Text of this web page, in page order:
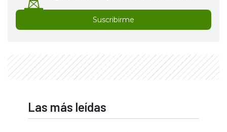
Suscribirme
Las más leídas